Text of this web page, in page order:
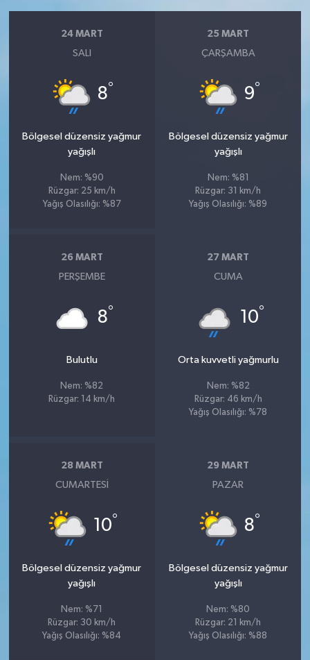
24 MART
SALI
8°
Bölgesel düzensiz yağmur
yağışlı
Nem: %90
Rüzgar: 25 km/h
Yağış Olasılığı: %87
25 MART
ÇARŞAMBA
9°
Bölgesel düzensiz yağmur
yağışlı
Nem: %81
Rüzgar: 31 km/h
Yağış Olasılığı: %89
26 MART
PERŞEMBE
8°
Bulutlu
Nem: %82
Rüzgar: 14 km/h
27 MART
CUMA
10°
Orta kuvvetli yağmurlu
Nem: %82
Rüzgar: 46 km/h
Yağış Olasılığı: %78
28 MART
CUMARTESI
10°
Bölgesel düzensiz yağmur
yağışlı
Nem: %71
Rüzgar: 30 km/h
Yağış Olasılığı: %84
29 MART
PAZAR
8°
Bölgesel düzensiz yağmur
yağışlı
Nem: %80
Rüzgar: 21 km/h
Yağış Olasılığı: %88